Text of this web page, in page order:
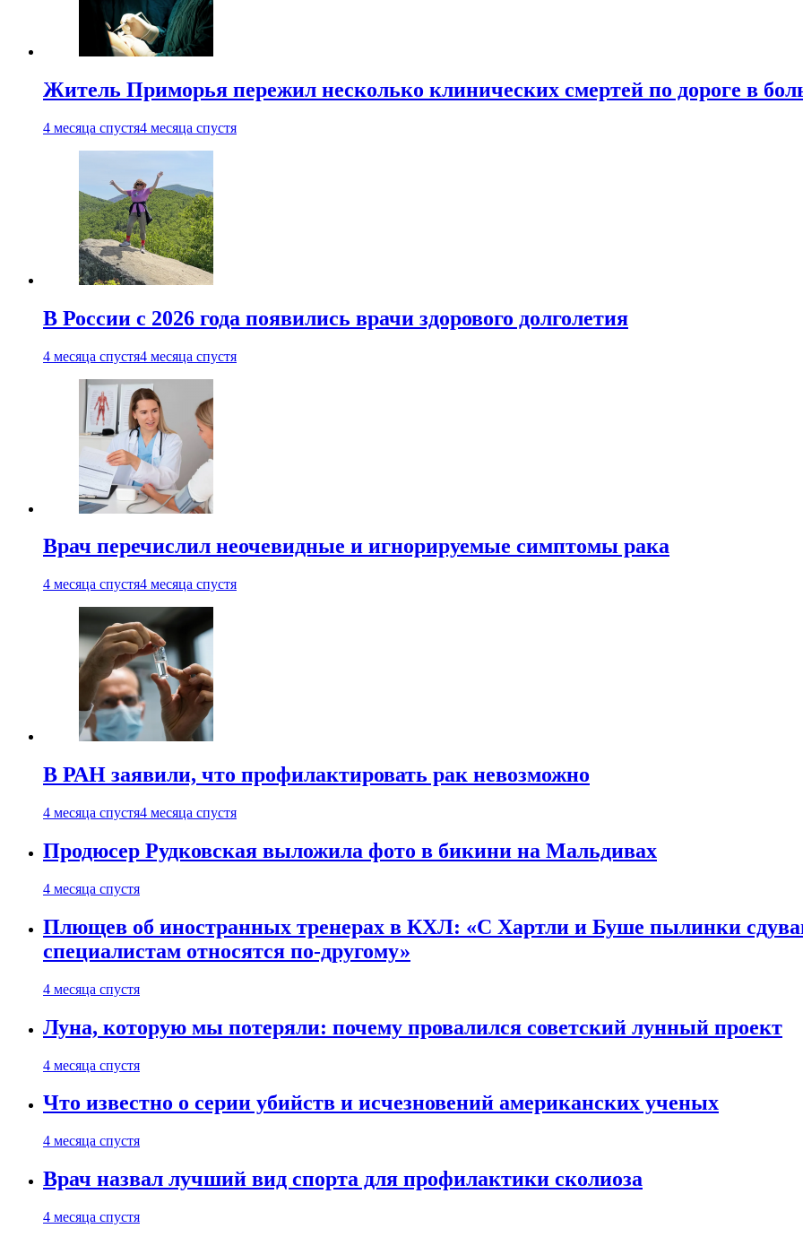
Житель Приморья пережил несколько клинических смертей по дороге в
4 месяца спустя4 месяца спустя
В России с 2026 года появились врачи здорового долголетия
4 месяца спустя4 месяца спустя
Врач перечислил неочевидные и игнорируемые симптомы рака
4 месяца спустя4 месяца спустя
В РАН заявили, что профилактировать рак невозможно
4 месяца спустя4 месяца спустя
Продюсер Рудковская выложила фото в бикини на Мальдивах
4 месяца спустя
Плющев об иностранных тренерах в КХЛ: «С Хартли и Буше пылинки
специалистам относятся по-другому»
4 месяца спустя
Луна, которую мы потеряли: почему провалился советский лунный проект
4 месяца спустя
Что известно о серии убийств и исчезновений американских ученых
4 месяца спустя
Врач назвал лучший вид спорта для профилактики сколиоза
4 месяца спустя